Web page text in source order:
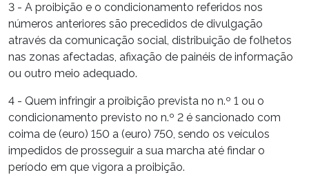
3 - A proibição e o condicionamento referidos nos
números anteriores são precedidos de divulgação
através da comunicação social, distribuição de folhetos
nas zonas afectadas, afixação de painéis de informação
ou outro meio adequado.
4 - Quem infringir a proibição prevista no n.º 1 ou o
condicionamento previsto no n.º 2 é sancionado com
coima de (euro) 150 a (euro) 750, sendo os veículos
impedidos de prosseguir a sua marcha até findar o
período em que vigora a proibição.